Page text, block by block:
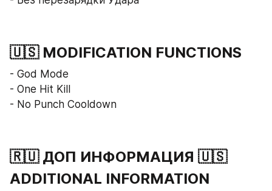
🇺🇸 MODIFICATION FUNCTIONS
- God Mode
- One Hit Kill
- No Punch Cooldown
🇷🇺 ДОП ИНФОРМАЦИЯ 🇺🇸
ADDITIONAL INFORMATION